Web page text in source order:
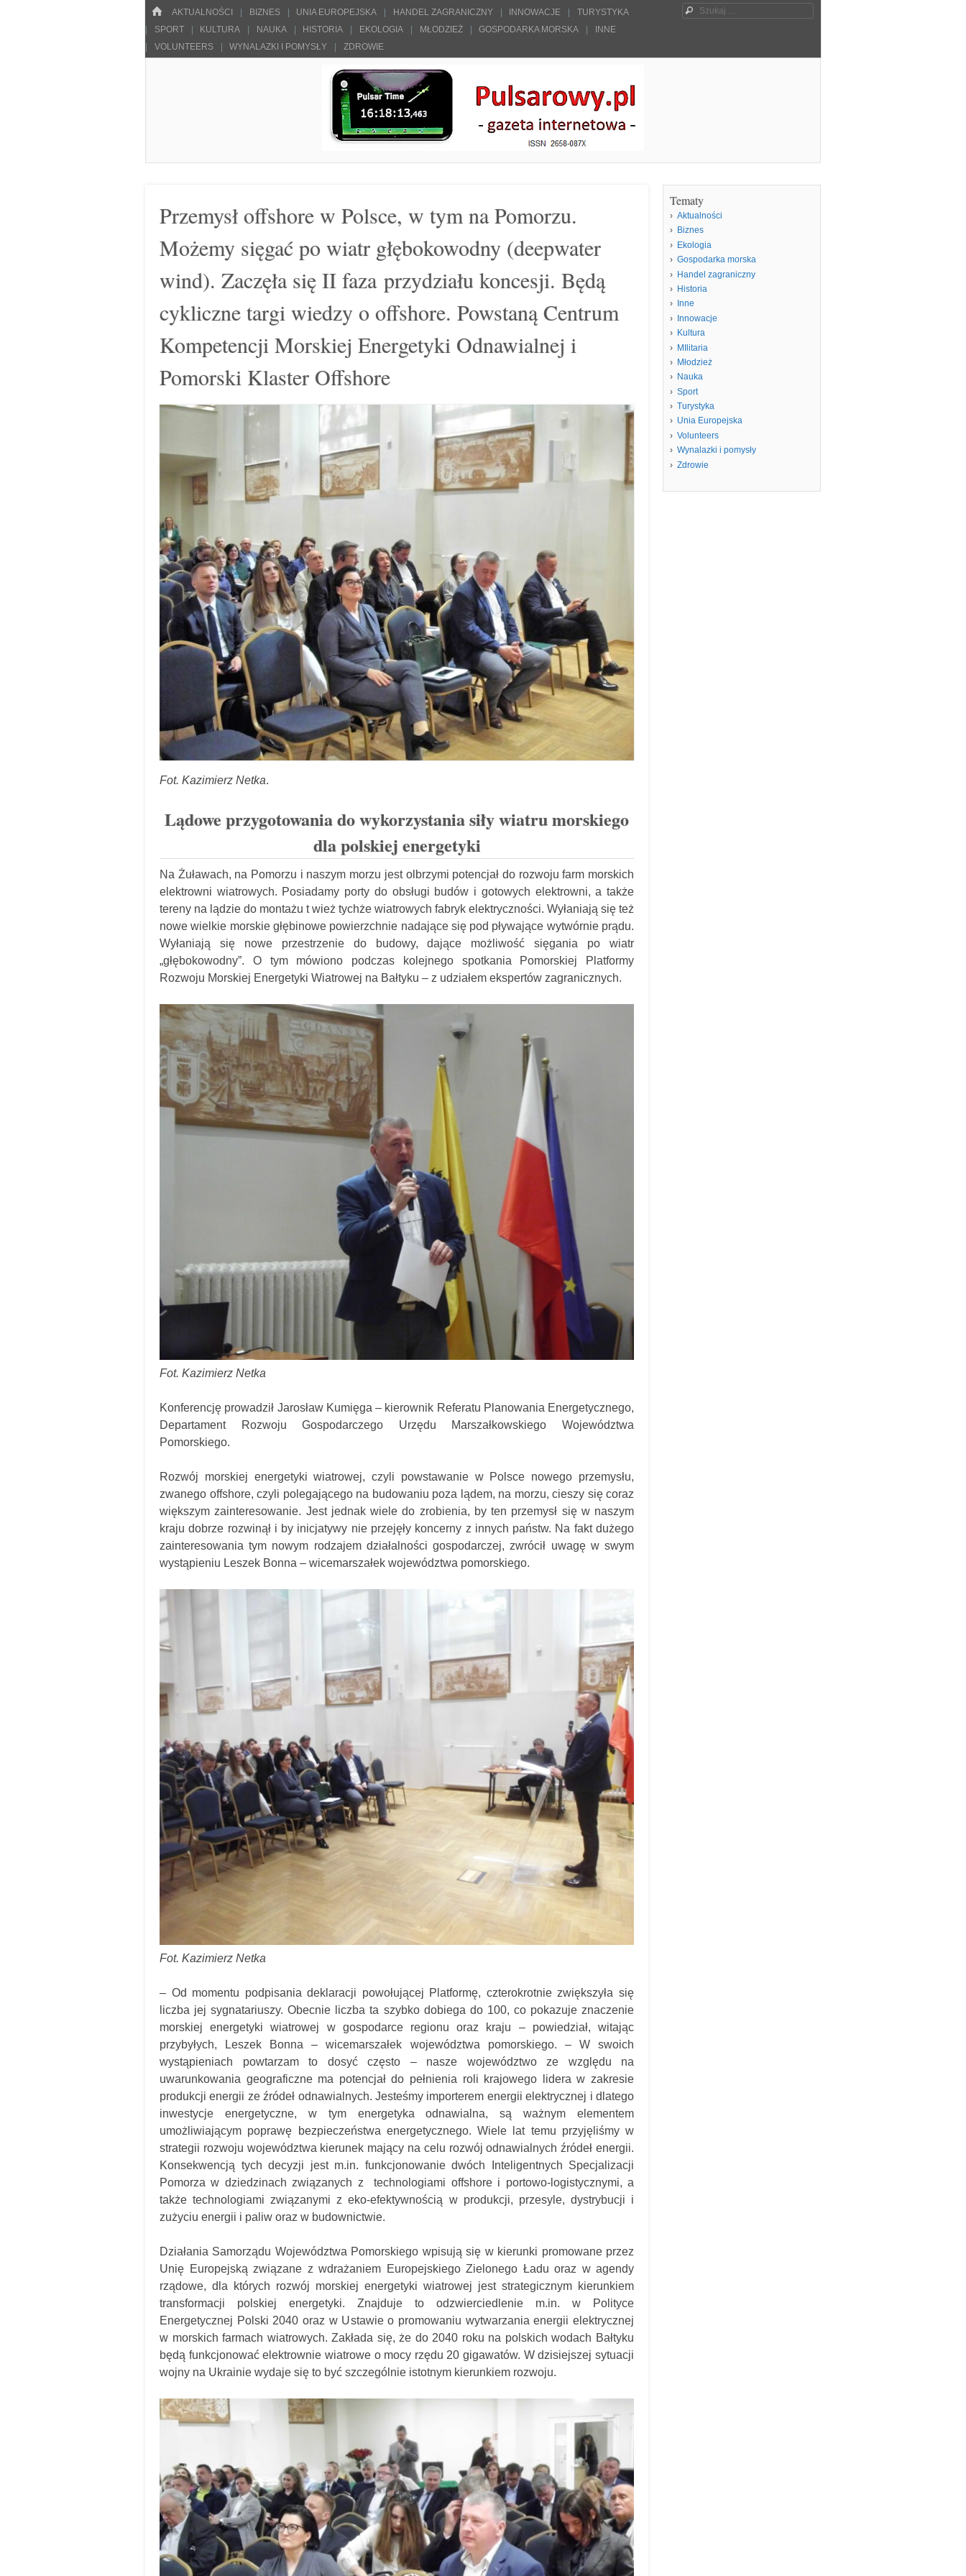
HOME
Menu
SKOCZ DO TREŚCI
AKTUALNOŚCI BIZNES UNIA EUROPEJSKA HANDEL ZAGRANICZNY INNOWACJE
TURYSTYKA
SPORT
KULTURA NAUKA HISTORIA EKOLOGIA MŁODZIEŻ GOSPODARKA MORSKA
INNE
VOLUNTEERS
WYNALAZKI I POMYSŁY ZDROWIE
Szukaj
Przemysł offshore w Polsce, w tym na Pomorzu.
Możemy sięgać po wiatr głębokowodny (deepwater
wind). Zaczęła się II faza przydziału koncesji. Będą
cykliczne targi wiedzy o offshore. Powstaną Centrum
Kompetencji Morskiej Energetyki Odnawialnej i
Pomorski Klaster Offshore
Fot. Kazimierz Netka.
Lądowe przygotowania do wykorzystania siły wiatru morskiego
dla polskiej energetyki
Na Żuławach, na Pomorzu i naszym morzu jest olbrzymi potencjał do rozwoju farm morskich
elektrowni wiatrowych. Posiadamy porty do obsługi budów i gotowych elektrowni, a także
tereny na lądzie do montażu t wież tychże wiatrowych fabryk elektryczności. Wyłaniają się też
nowe wielkie morskie głębinowe powierzchnie nadające się pod pływające wytwórnie prądu.
Wyłaniają się nowe przestrzenie do budowy, dające możliwość sięgania po wiatr
„głębokowodny”. O tym mówiono podczas kolejnego spotkania Pomorskiej Platformy
Rozwoju Morskiej Energetyki Wiatrowej na Bałtyku – z udziałem ekspertów zagranicznych.
Fot. Kazimierz Netka
Konferencję prowadził Jarosław Kumięga – kierownik Referatu Planowania Energetycznego,
Departament Rozwoju Gospodarczego Urzędu Marszałkowskiego Województwa
Pomorskiego.
Rozwój morskiej energetyki wiatrowej, czyli powstawanie w Polsce nowego przemysłu,
zwanego offshore, czyli polegającego na budowaniu poza lądem, na morzu, cieszy się coraz
większym zainteresowanie. Jest jednak wiele do zrobienia, by ten przemysł się w naszym
kraju dobrze rozwinął i by inicjatywy nie przejęły koncerny z innych państw. Na fakt dużego
zainteresowania tym nowym rodzajem działalności gospodarczej, zwrócił uwagę w swym
wystąpieniu Leszek Bonna – wicemarszałek województwa pomorskiego.
Fot. Kazimierz Netka
– Od momentu podpisania deklaracji powołującej Platformę, czterokrotnie zwiększyła się
liczba jej sygnatariuszy. Obecnie liczba ta szybko dobiega do 100, co pokazuje znaczenie
morskiej energetyki wiatrowej w gospodarce regionu oraz kraju – powiedział, witając
przybyłych, Leszek Bonna – wicemarszałek województwa pomorskiego. – W swoich
wystąpieniach powtarzam to dosyć często – nasze województwo ze względu na
uwarunkowania geograficzne ma potencjał do pełnienia roli krajowego lidera w zakresie
produkcji energii ze źródeł odnawialnych. Jesteśmy importerem energii elektrycznej i dlatego
inwestycje energetyczne, w tym energetyka odnawialna, są ważnym elementem
umożliwiającym poprawę bezpieczeństwa energetycznego. Wiele lat temu przyjęliśmy w
strategii rozwoju województwa kierunek mający na celu rozwój odnawialnych źródeł energii.
Konsekwencją tych decyzji jest m.in. funkcjonowanie dwóch Inteligentnych Specjalizacji
Pomorza w dziedzinach związanych z technologiami offshore i portowo-logistycznymi, a
także technologiami związanymi z eko-efektywnością w produkcji, przesyle, dystrybucji i
zużyciu energii i paliw oraz w budownictwie.
Działania Samorządu Województwa Pomorskiego wpisują się w kierunki promowane przez
Unię Europejską związane z wdrażaniem Europejskiego Zielonego Ładu oraz w agendy
rządowe, dla których rozwój morskiej energetyki wiatrowej jest strategicznym kierunkiem
transformacji polskiej energetyki. Znajduje to odzwierciedlenie m.in. w Polityce
Energetycznej Polski 2040 oraz w Ustawie o promowaniu wytwarzania energii elektrycznej
w morskich farmach wiatrowych. Zakłada się, że do 2040 roku na polskich wodach Bałtyku
będą funkcjonować elektrownie wiatrowe o mocy rzędu 20 gigawatów. W dzisiejszej sytuacji
wojny na Ukrainie wydaje się to być szczególnie istotnym kierunkiem rozwoju.
Tematy
Aktualności
Biznes
Ekologia
Gospodarka morska
Handel zagraniczny
Historia
Inne
Innowacje
Kultura
MIlitaria
Młodzież
Nauka
Sport
Turystyka
Unia Europejska
Volunteers
Wynalazki i pomysły
Zdrowie